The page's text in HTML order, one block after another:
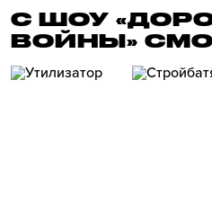
С ШОУ
ВОЙНЫ»